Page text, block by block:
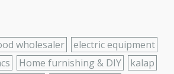
wholesaler
electric equipment
Home furnishing & DIY
kalap